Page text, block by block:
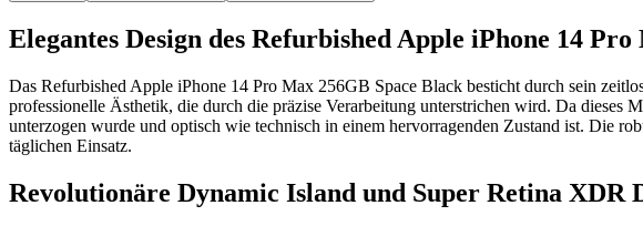
Elegantes Design des Refurbished Apple iPhone 14
Das Refurbished Apple iPhone 14 Pro Max 256GB Space Black besticht durch sein
professionelle Ästhetik, die durch die präzise Verarbeitung unterstrichen wird. Da dieses
unterzogen wurde und optisch wie technisch in einem hervorragenden Zustand ist. Die
täglichen Einsatz.
Revolutionäre Dynamic Island und Super Retina XDR